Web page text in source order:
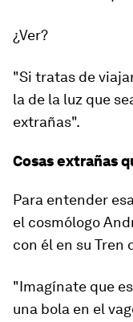
¿Ver?
"Si tratas de
la de la luz que
extrañas".
Cosas extrañas
Para entender
el cosmólogo
con él en su Tren
"Imagínate que
una bola en el